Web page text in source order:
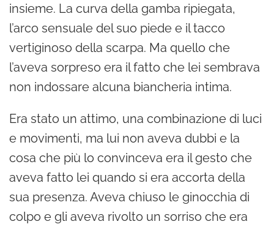
insieme. La curva della gamba ripiegata,
l’arco sensuale del suo piede e il tacco
vertiginoso della scarpa. Ma quello che
l’aveva sorpreso era il fatto che lei sembrava
non indossare alcuna biancheria intima.
Era stato un attimo, una combinazione di luci
e movimenti, ma lui non aveva dubbi e la
cosa che più lo convinceva era il gesto che
aveva fatto lei quando si era accorta della
sua presenza. Aveva chiuso le ginocchia di
colpo e gli aveva rivolto un sorriso che era